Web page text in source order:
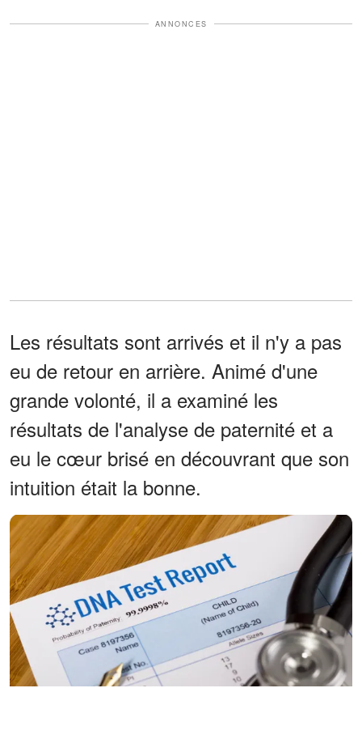
ANNONCES
Les résultats sont arrivés et il n'y a pas
eu de retour en arrière. Animé d'une
grande volonté, il a examiné les
résultats de l'analyse de paternité et a
eu le cœur brisé en découvrant que son
intuition était la bonne.